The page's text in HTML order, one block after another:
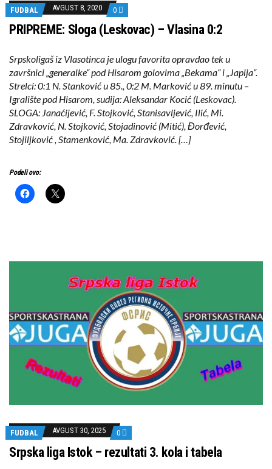
FUDBAL AVGUST 8, 2020 0
PRIPREME: Sloga (Leskovac) – Vlasina 0:2
Srpskoligaš iz Vlasotinca je ulogu favorita opravdao tek u
završnici „generalke“ pod Hisarom golovima „Bekama“ i „Japija“.
Strelci: 0:1 N. Stanković u 85., 0:2 M. Marković u 89. minutu –
Igralište pod Hisarom, sudija: Aleksandar Kocić (Leskovac).
SLOGA: Janaćijević, F. Stojković, Stanisavljević, Ilić, Mi.
Zdravković, N. Stojković, Stojadinović (Mitić), Đorđević,
Stojiljković , Stamenković, Ma. Zdravković. […]
Podeli ovo:
FUDBAL AVGUST 30, 2025 0
Srpska liga Istok – rezultati 3. kola i tabela